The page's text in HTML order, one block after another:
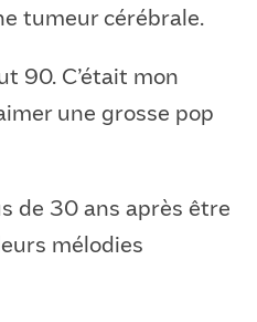
tumeur cérébrale.
90. C’était mon
une grosse pop
de 30 ans après être
mélodies